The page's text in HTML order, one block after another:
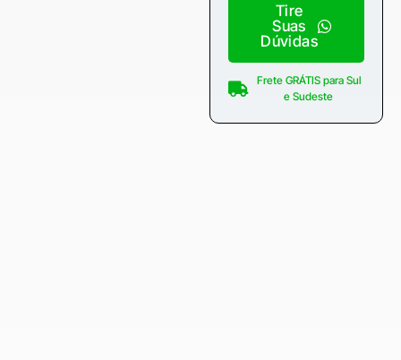
Tire
Suas
Dúvidas
Frete GRÁTIS para Sul
e Sudeste